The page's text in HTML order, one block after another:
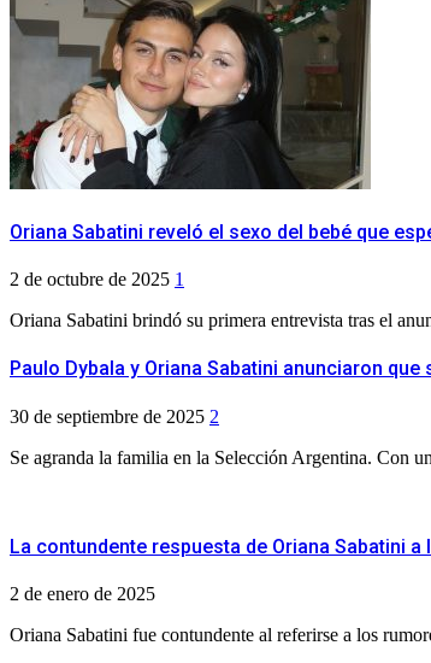
Oriana Sabatini reveló el sexo del bebé que
2 de octubre de 2025 1
Oriana Sabatini brindó su primera entrevista tras el
Paulo Dybala y Oriana Sabatini anunciaron
30 de septiembre de 2025 2
Se agranda la familia en la Selección Argentina. Con
La contundente respuesta de Oriana Sabatini
2 de enero de 2025
Oriana Sabatini fue contundente al referirse a los